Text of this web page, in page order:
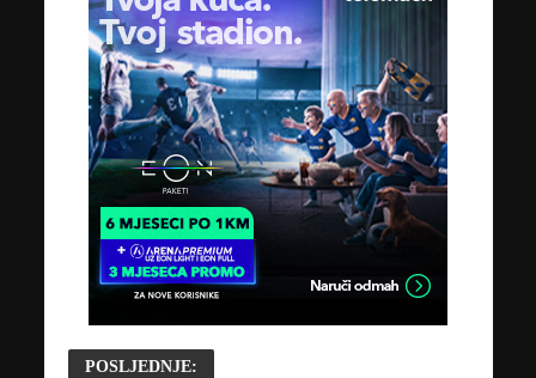
POSLJEDNJE: